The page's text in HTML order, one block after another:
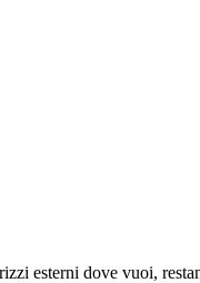
esterni dove vuoi,